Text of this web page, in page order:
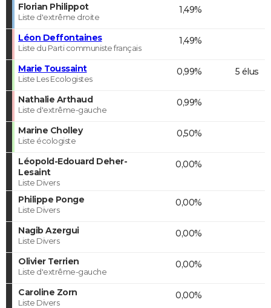
Florian Philippot
Liste d'extrême droite
1,49%
Léon Deffontaines
Liste du Parti communiste français
1,49%
Marie Toussaint
Liste Les Ecologistes
0,99% 5 élus
Nathalie Arthaud
Liste d'extrême-gauche
0,99%
Marine Cholley
Liste écologiste
0,50%
Léopold-Edouard Deher-
Lesaint
Liste Divers
0,00%
Philippe Ponge
Liste Divers
0,00%
Nagib Azergui
Liste Divers
0,00%
Olivier Terrien
Liste d'extrême-gauche
0,00%
Caroline Zorn
Liste Divers
0,00%